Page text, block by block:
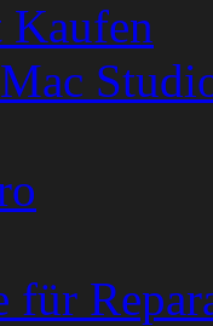
Kaufen
für